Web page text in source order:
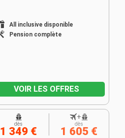
All inclusive disponible
Pension complète
VOIR LES OFFRES
dès
1 349 €
+
dès
1 605 €